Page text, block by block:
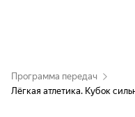
Программа передач
Лёгкая атлетика. Кубок